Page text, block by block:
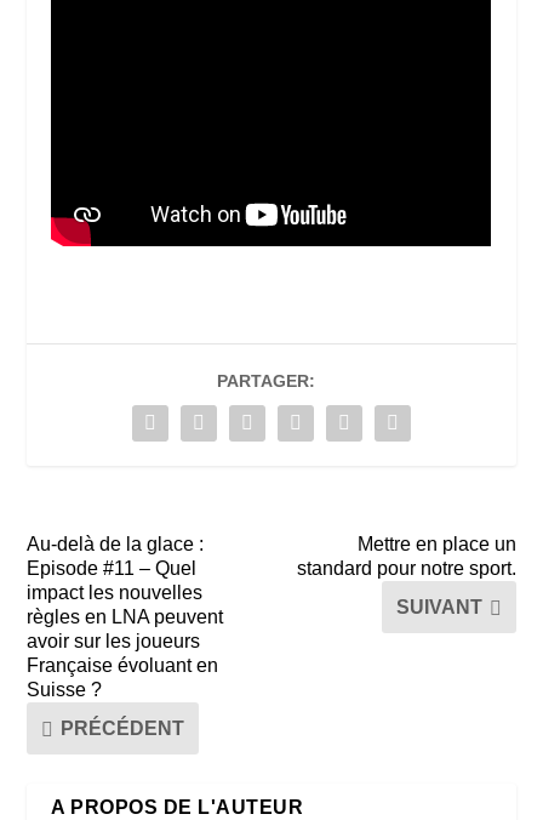
PARTAGER:
Au-delà de la glace :
Episode #11 – Quel
impact les nouvelles
règles en LNA peuvent
avoir sur les joueurs
Française évoluant en
Suisse ?
PRÉCÉDENT
Mettre en place un
standard pour notre sport.
SUIVANT
A PROPOS DE L'AUTEUR